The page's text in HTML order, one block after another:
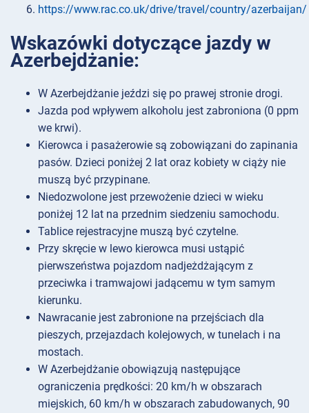
https://www.rac.co.uk/drive/travel/country/azerbaijan/
Wskazówki dotyczące jazdy w
Azerbejdżanie:
W Azerbejdżanie jeździ się po prawej stronie drogi.
Jazda pod wpływem alkoholu jest zabroniona (0 ppm
we krwi).
Kierowca i pasażerowie są zobowiązani do zapinania
pasów. Dzieci poniżej 2 lat oraz kobiety w ciąży nie
muszą być przypinane.
Niedozwolone jest przewożenie dzieci w wieku
poniżej 12 lat na przednim siedzeniu samochodu.
Tablice rejestracyjne muszą być czytelne.
Przy skręcie w lewo kierowca musi ustąpić
pierwszeństwa pojazdom nadjeżdżającym z
przeciwka i tramwajowi jadącemu w tym samym
kierunku.
Nawracanie jest zabronione na przejściach dla
pieszych, przejazdach kolejowych, w tunelach i na
mostach.
W Azerbejdżanie obowiązują następujące
ograniczenia prędkości: 20 km/h w obszarach
miejskich, 60 km/h w obszarach zabudowanych, 90